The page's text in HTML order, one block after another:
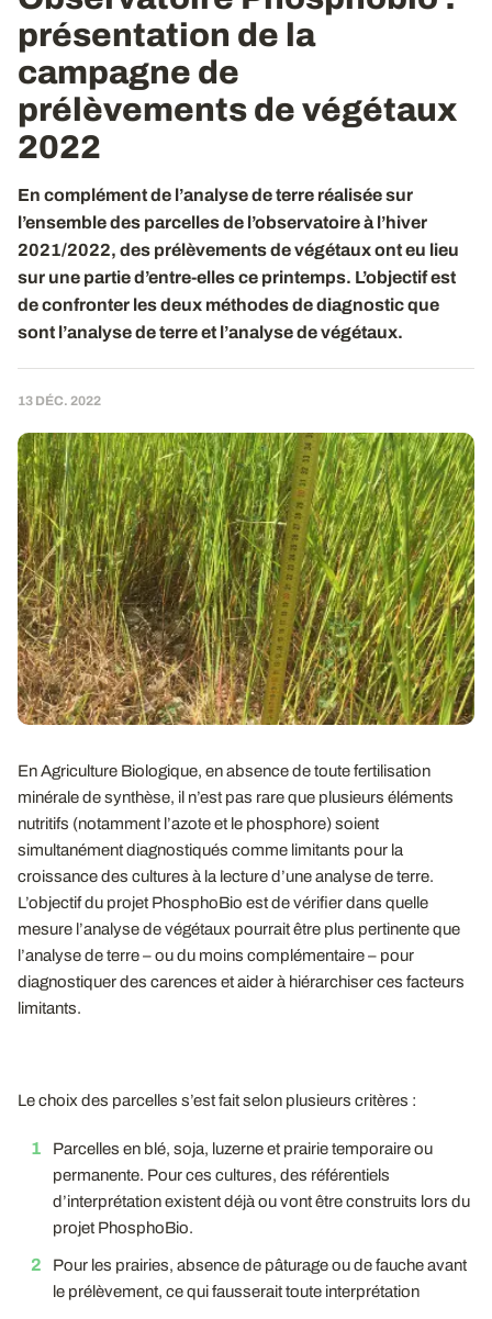
présentation de la
campagne de
prélèvements de végétaux
2022
En complément de l’analyse de terre réalisée sur
l’ensemble des parcelles de l’observatoire à l’hiver
2021/2022, des prélèvements de végétaux ont eu lieu
sur une partie d’entre-elles ce printemps. L’objectif est
de confronter les deux méthodes de diagnostic que
sont l’analyse de terre et l’analyse de végétaux.
13 DÉC. 2022
En Agriculture Biologique, en absence de toute fertilisation
minérale de synthèse, il n’est pas rare que plusieurs éléments
nutritifs (notamment l’azote et le phosphore) soient
simultanément diagnostiqués comme limitants pour la
croissance des cultures à la lecture d’une analyse de terre.
L’objectif du projet PhosphoBio est de vérifier dans quelle
mesure l’analyse de végétaux pourrait être plus pertinente que
l’analyse de terre – ou du moins complémentaire – pour
diagnostiquer des carences et aider à hiérarchiser ces facteurs
limitants.
Le choix des parcelles s’est fait selon plusieurs critères :
Parcelles en blé, soja, luzerne et prairie temporaire ou
permanente. Pour ces cultures, des référentiels
d’interprétation existent déjà ou vont être construits lors du
projet PhosphoBio.
Pour les prairies, absence de pâturage ou de fauche avant
le prélèvement, ce qui fausserait toute interprétation